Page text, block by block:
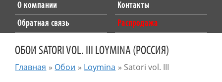
О компании
Контакты
Обратная связь
Распродажа
ОБОИ SATORI VOL. III LOYMINA (РОССИЯ)
Главная » Обои » Loymina » Satori vol. III